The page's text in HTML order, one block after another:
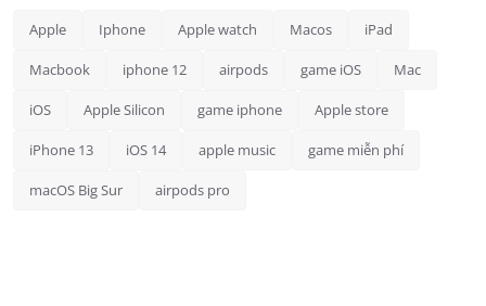
Apple Iphone Apple watch Macos iPad
Macbook iphone 12 airpods game iOS Mac
iOS Apple Silicon game iphone Apple store
iPhone 13 iOS 14 apple music game miễn phí
macOS Big Sur airpods pro